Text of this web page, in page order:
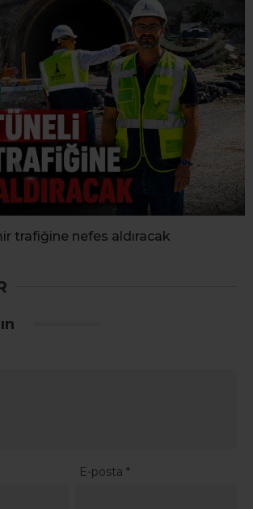
trafiğine nefes aldıracak
E-posta*